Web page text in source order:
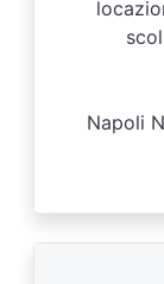
Napoli